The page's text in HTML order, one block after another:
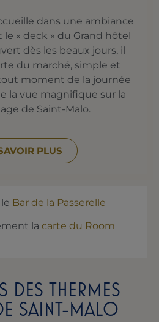
dans une ambiance
le « deck » du Grand hôtel
dès les beaux jours, il
du marché, simple et
moment de la journée
la vue magnifique sur la
de Saint-Malo.
PLUS
Bar de la Passerelle
la carte du Room
DES THERMES
SAINT-MALO